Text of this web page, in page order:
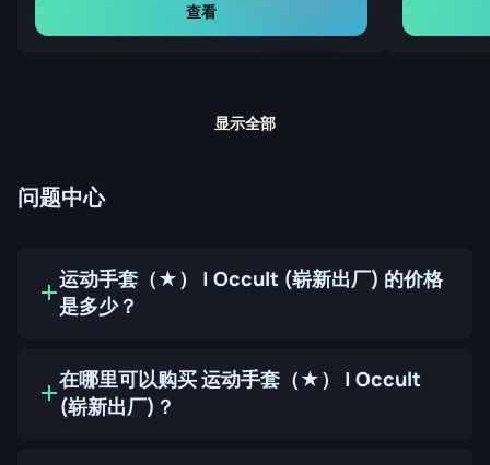
查看
显示全部
问题中心
运动手套（★） | Occult (崭新出厂) 的价格
是多少？
在哪里可以购买 运动手套（★） | Occult
(崭新出厂)？